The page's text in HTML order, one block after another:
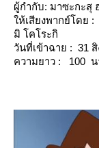
ผู้กำกับ: มาซะกะสุ
ห้เสียงพากย์โดย :
มิ โคโระกิ
วันที่เข้าฉาย : 31
ความยาว : 100 น